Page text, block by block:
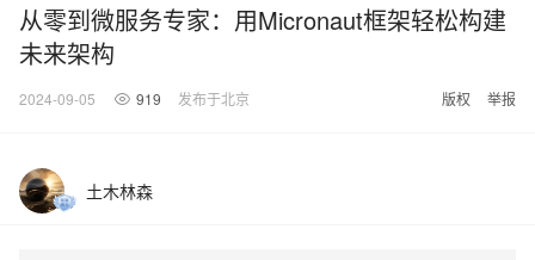
从零到微服务专家：用Micronaut框架轻松构建
未来架构
2024-09-05 919 发布于北京 版权 举报
土木林森